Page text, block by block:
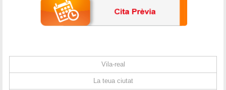
Vila-real
La teua ciutat